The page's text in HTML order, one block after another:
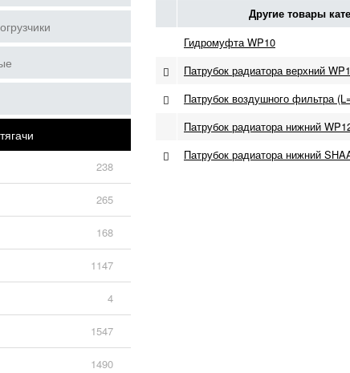
Другие товары
Гидромуфта WP10
Патрубок радиатора верхний
Патрубок воздушного фильтра
Патрубок радиатора нижний
Патрубок радиатора нижний
238
265
168
1147
4
1547
1490